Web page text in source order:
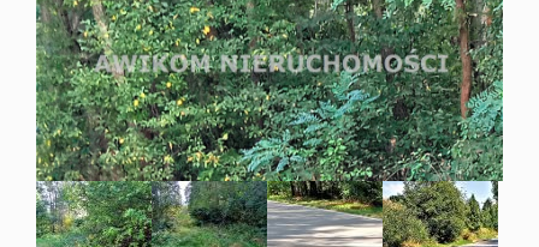
od
umowy